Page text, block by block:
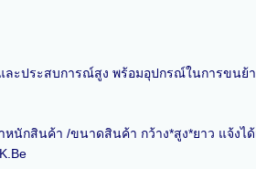
ะประสบการณ์สูง พร้อมอุปกรณ์ในการขนย้า
นักสินค้า /ขนาดสินค้า กว้าง*สูง*ยาว แจ้งไ